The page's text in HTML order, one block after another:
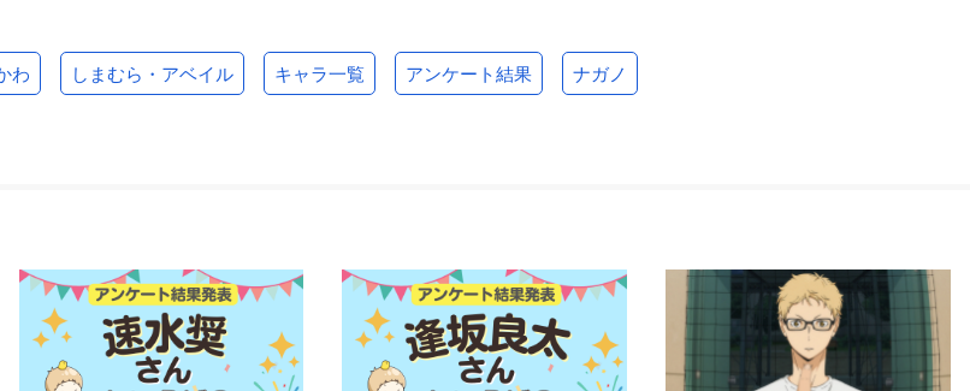
わ しまむら・アベイル キャラ一覧 アンケート結果 ナガノ